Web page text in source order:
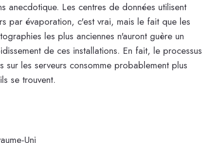
anecdotique. Les centres de données utilisent
par évaporation, c'est vrai, mais le fait que les
les plus anciennes n'auront guère un
de ces installations. En fait, le processus
les serveurs consomme probablement plus
se trouvent.
Uni